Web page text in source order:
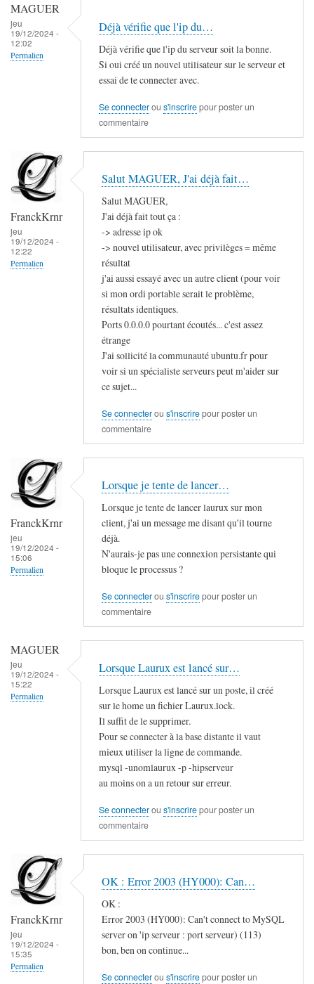
MAGUER
jeu
19/12/2024 -
12:02
Permalien
Déjà vérifie que l'ip du…
Déjà vérifie que l'ip du serveur soit la bonne.
Si oui créé un nouvel utilisateur sur le serveur et
essai de te connecter avec.
Se connecterou s'inscrirepour poster un
commentaire
FranckKrnr
jeu
19/12/2024 -
12:22
Permalien
Salut MAGUER, J'ai déjà fait…
Salut MAGUER,
J'ai déjà fait tout ça :
-> adresse ip ok
-> nouvel utilisateur, avec privilèges = même
résultat
j'ai aussi essayé avec un autre client (pour voir
si mon ordi portable serait le problème,
résultats identiques.
Ports 0.0.0.0 pourtant écoutés... c'est assez
étrange
J'ai sollicité la communauté ubuntu.fr pour
voir si un spécialiste serveurs peut m'aider sur
ce sujet...
Se connecterou s'inscrirepour poster un
commentaire
FranckKrnr
jeu
19/12/2024 -
15:06
Permalien
Lorsque je tente de lancer…
Lorsque je tente de lancer laurux sur mon
client, j'ai un message me disant qu'il tourne
déjà.
N'aurais-je pas une connexion persistante qui
bloque le processus ?
Se connecterou s'inscrirepour poster un
commentaire
MAGUER
jeu
19/12/2024 -
15:22
Permalien
Lorsque Laurux est lancé sur…
Lorsque Laurux est lancé sur un poste, il créé
sur le home un fichier Laurux.lock.
Il suffit de le supprimer.
Pour se connecter à la base distante il vaut
mieux utiliser la ligne de commande.
mysql -unomlaurux -p -hipserveur
au moins on a un retour sur erreur.
Se connecterou s'inscrirepour poster un
commentaire
FranckKrnr
jeu
19/12/2024 -
15:35
Permalien
OK : Error 2003 (HY000): Can…
OK :
Error 2003 (HY000): Can't connect to MySQL
server on 'ip serveur : port serveur) (113)
bon, ben on continue...
Se connecterou s'inscrirepour poster un